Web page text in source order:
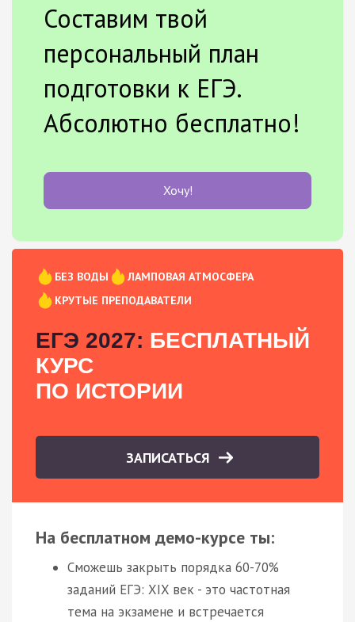
Составим твой
персональный план
подготовки к ЕГЭ.
Абсолютно бесплатно!
Хочу!
БЕЗ ВОДЫ
ЛАМПОВАЯ АТМОСФЕРА
КРУТЫЕ ПРЕПОДАВАТЕЛИ
ЕГЭ 2027: БЕСПЛАТНЫЙ
КУРС
ПО ИСТОРИИ
ЗАПИСАТЬСЯ
На бесплатном демо-курсе ты:
Сможешь закрыть порядка 60-70%
заданий ЕГЭ: XIX век - это частотная
тема на экзамене и встречается